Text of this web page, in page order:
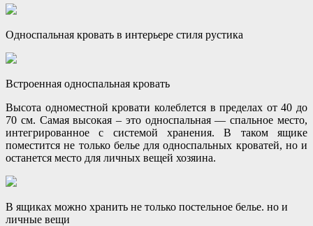
Односпальная кровать в интерьере стиля рустика
Встроенная односпальная кровать
Высота одноместной кровати колеблется в пределах от 40 до
70 см. Самая высокая – это односпальная — спальное место,
интегрированное с системой хранения. В таком ящике
поместится не только белье для односпальных кроватей, но и
останется место для личных вещей хозяина.
В ящиках можно хранить не только постельное белье. но и
личные вещи